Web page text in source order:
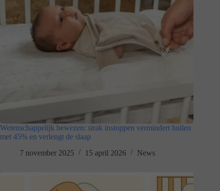
Wetenschappelijk bewezen: strak instoppen vermindert huilen
met 45% en verlengt de slaap
7 november 2025
15 april 2026 News